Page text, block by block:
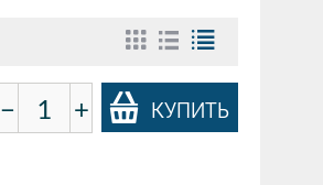
− + КУПИТЬ